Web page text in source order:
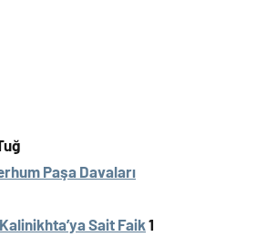
Paşa Davaları
Sait Faik1